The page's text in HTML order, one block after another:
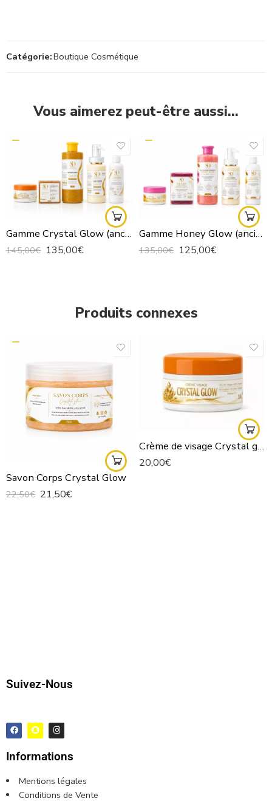
Catégorie:Boutique Cosmétique
Vous aimerez peut-être aussi...
Gamme Crystal Glow (ancienne gamme teint clair)
145,00€ 135,00€
Gamme Honey Glow (ancienne gamme teint caramel)
135,00€ 125,00€
Produits connexes
Savon Corps Crystal Glow
22,50€ 21,50€
Crème de visage Crystal glow
20,00€
Suivez-Nous
Informations
Mentions légales
Conditions de Vente